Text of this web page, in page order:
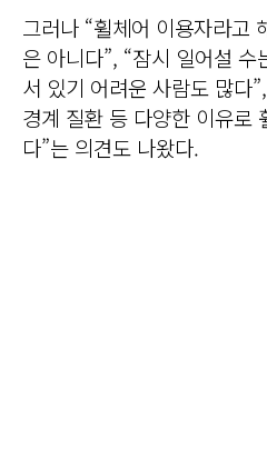
그러나 “휠체어 이용자라고
은 아니다”, “잠시 일어설
서 있기 어려운 사람도 많다
경계 질환 등 다양한 이유로
다”는 의견도 나왔다.